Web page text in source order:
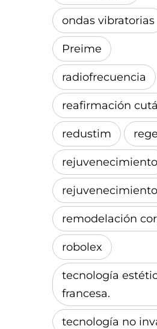
ondas vibratorias
Preime
radiofrecuencia
reafirmación
redustim
rejuvenecimiento
remodelación
robolex
tecnología
francesa.
tecnología no